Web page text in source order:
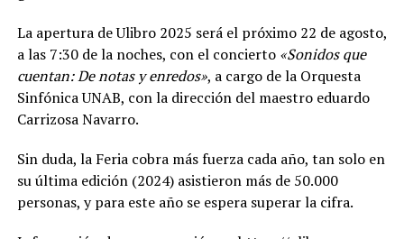
La apertura de Ulibro 2025 será el próximo 22 de agosto,
a las 7:30 de la noches, con el concierto «Sonidos que
cuentan: De notas y enredos», a cargo de la Orquesta
Sinfónica UNAB, con la dirección del maestro eduardo
Carrizosa Navarro.
Sin duda, la Feria cobra más fuerza cada año, tan solo en
su última edición (2024) asistieron más de 50.000
personas, y para este año se espera superar la cifra.